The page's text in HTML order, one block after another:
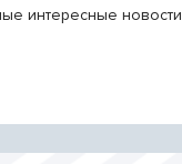
интересные новости